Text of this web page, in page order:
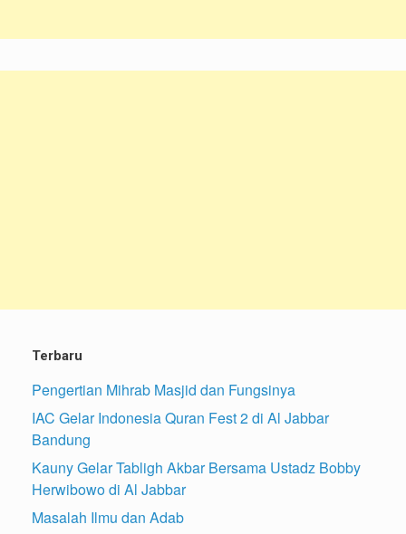
Terbaru
Pengertian Mihrab Masjid dan Fungsinya
IAC Gelar Indonesia Quran Fest 2 di Al Jabbar
Bandung
Kauny Gelar Tabligh Akbar Bersama Ustadz Bobby
Herwibowo di Al Jabbar
Masalah Ilmu dan Adab